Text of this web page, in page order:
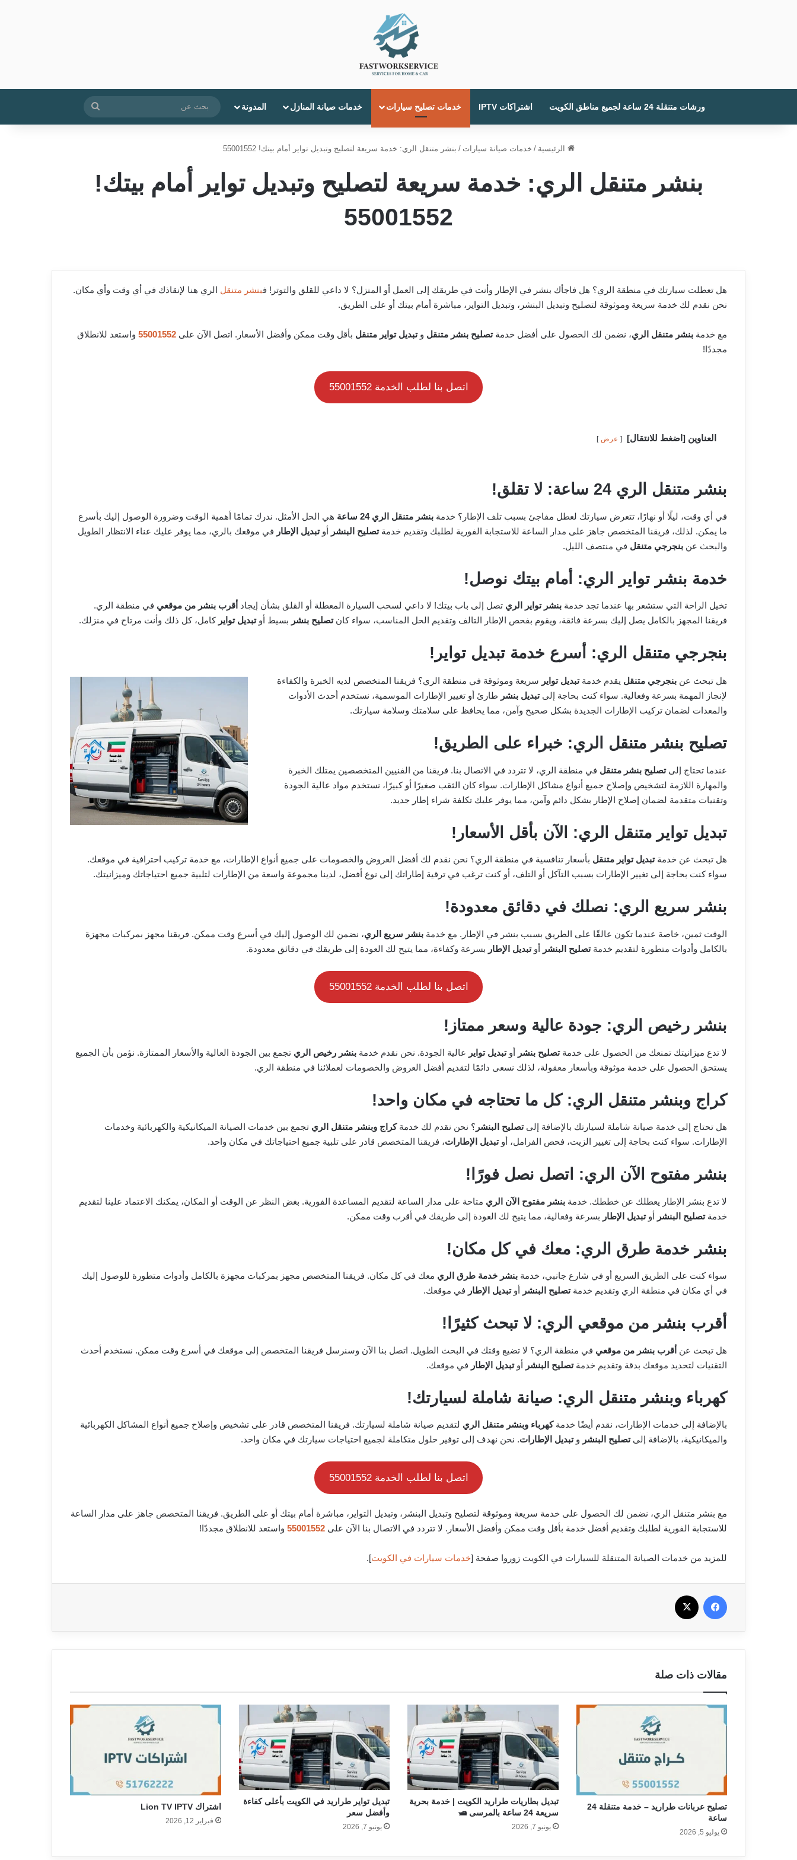
ورشات متنقلة 24 ساعة لجميع مناطق الكويت اشتراكات IPTV خدمات تصليح سيارات خدمات صيانة المنازل المدونة بحث
عن
الرئيسية / خدمات صيانة سيارات / بنشر متنقل الري: خدمة سريعة لتصليح وتبديل تواير أمام بيتك! 55001552
بنشر متنقل الري: خدمة سريعة لتصليح وتبديل تواير أمام بيتك!
55001552
هل تعطلت سيارتك في منطقة الري؟ هل فاجأك بنشر في الإطار وأنت في طريقك إلى العمل أو المنزل؟ لا داعي للقلق والتوتر! فبنشر متنقل الري هنا لإنقاذك في أي وقت وأي مكان.
نحن نقدم لك خدمة سريعة وموثوقة لتصليح وتبديل البنشر، وتبديل التواير، مباشرة أمام بيتك أو على الطريق.
مع خدمة بنشر متنقل الري، نضمن لك الحصول على أفضل خدمةتصليح بنشر متنقل وتبديل تواير متنقل بأقل وقت ممكن وأفضل الأسعار. اتصل الآن على 55001552 واستعد للانطلاق
مجددًا!
اتصل بنا لطلب الخدمة 55001552
العناوين [اضغط للانتقال] عرض
بنشر متنقل الري 24 ساعة: لا تقلق!
في أي وقت، ليلًا أو نهارًا، تتعرض سيارتك لعطل مفاجئ بسبب تلف الإطار؟ خدمة بنشر متنقل الري 24 ساعة
هي الحل الأمثل. ندرك تمامًا أهمية الوقت وضرورة الوصول إليك بأسرع
ما يمكن. لذلك، فريقنا المتخصص جاهز على مدار الساعة للاستجابة الفورية لطلبك وتقديم خدمةتصليح البنشر أوتبديل الإطار في موقعك بالري، مما يوفر عليك عناء الانتظار الطويل
والبحث عن بنجرجي متنقل في منتصف الليل.
خدمة بنشر تواير الري: أمام بيتك نوصل!
تخيل الراحة التي ستشعر بها عندما تجد خدمة بنشر تواير الري تصل إلى باب بيتك! لا داعي لسحب السيارة المعطلة أو القلق بشأن إيجاد أقرب بنشر من موقعي في منطقة الري.
فريقنا المجهز بالكامل يصل إليك بسرعة فائقة، ويقوم بفحص الإطار التالف وتقديم الحل المناسب، سواء كانتصليح بنشر بسيط أوتبديل تواير كامل، كل ذلك وأنت مرتاح في منزلك.
بنجرجي متنقل الري: أسرع خدمة تبديل تواير!
هل تبحث عن بنجرجي متنقل يقدم خدمةتبديل تواير سريعة وموثوقة في منطقة الري؟ فريقنا المتخصص لديه الخبرة والكفاءة
لإنجاز المهمة بسرعة وفعالية. سواء كنت بحاجة إلىتبديل بنشر طارئ أو تغيير الإطارات الموسمية، نستخدم أحدث الأدوات
والمعدات لضمان تركيب الإطارات الجديدة بشكل صحيح وآمن، مما يحافظ على سلامتك وسلامة سيارتك.
تصليح بنشر متنقل الري: خبراء على الطريق!
عندما تحتاج إلىتصليح بنشر متنقل في منطقة الري، لا تتردد في الاتصال بنا. فريقنا من الفنيين المتخصصين يمتلك الخبرة
والمهارة اللازمة لتشخيص وإصلاح جميع أنواع مشاكل الإطارات. سواء كان الثقب صغيرًا أو كبيرًا، نستخدم مواد عالية الجودة
وتقنيات متقدمة لضمان إصلاح الإطار بشكل دائم وآمن، مما يوفر عليك تكلفة شراء إطار جديد.
تبديل تواير متنقل الري: الآن بأقل الأسعار!
هل تبحث عن خدمةتبديل تواير متنقل بأسعار تنافسية في منطقة الري؟ نحن نقدم لك أفضل العروض والخصومات على جميع أنواع الإطارات، مع خدمة تركيب احترافية في موقعك.
سواء كنت بحاجة إلى تغيير الإطارات بسبب التآكل أو التلف، أو كنت ترغب في ترقية إطاراتك إلى نوع أفضل، لدينا مجموعة واسعة من الإطارات لتلبية جميع احتياجاتك وميزانيتك.
بنشر سريع الري: نصلك في دقائق معدودة!
الوقت ثمين، خاصة عندما تكون عالقًا على الطريق بسبب بنشر في الإطار. مع خدمة بنشر سريع الري، نضمن لك الوصول إليك في أسرع وقت ممكن. فريقنا مجهز بمركبات مجهزة
بالكامل وأدوات متطورة لتقديم خدمةتصليح البنشر أوتبديل الإطار بسرعة وكفاءة، مما يتيح لك العودة إلى طريقك في دقائق معدودة.
اتصل بنا لطلب الخدمة 55001552
بنشر رخيص الري: جودة عالية وسعر ممتاز!
لا تدع ميزانيتك تمنعك من الحصول على خدمةتصليح بنشر أوتبديل تواير عالية الجودة. نحن نقدم خدمة بنشر رخيص الري تجمع بين الجودة العالية والأسعار الممتازة. نؤمن بأن الجميع
يستحق الحصول على خدمة موثوقة وبأسعار معقولة، لذلك نسعى دائمًا لتقديم أفضل العروض والخصومات لعملائنا في منطقة الري.
كراج وبنشر متنقل الري: كل ما تحتاجه في مكان واحد!
هل تحتاج إلى خدمة صيانة شاملة لسيارتك بالإضافة إلىتصليح البنشر ؟ نحن نقدم لك خدمةكراج وبنشر متنقل الري تجمع بين خدمات الصيانة الميكانيكية والكهربائية وخدمات
الإطارات. سواء كنت بحاجة إلى تغيير الزيت، فحص الفرامل، أوتبديل الإطارات، فريقنا المتخصص قادر على تلبية جميع احتياجاتك في مكان واحد.
بنشر مفتوح الآن الري: اتصل نصل فورًا!
لا تدع بنشر الإطار يعطلك عن خططك. خدمة بنشر مفتوح الآن الري متاحة على مدار الساعة لتقديم المساعدة الفورية. بغض النظر عن الوقت أو المكان، يمكنك الاعتماد علينا لتقديم
خدمةتصليح البنشر أوتبديل الإطار بسرعة وفعالية، مما يتيح لك العودة إلى طريقك في أقرب وقت ممكن.
بنشر خدمة طرق الري: معك في كل مكان!
سواء كنت على الطريق السريع أو في شارع جانبي، خدمة بنشر خدمة طرق الري معك في كل مكان. فريقنا المتخصص مجهز بمركبات مجهزة بالكامل وأدوات متطورة للوصول إليك
في أي مكان في منطقة الري وتقديم خدمةتصليح البنشر أوتبديل الإطار في موقعك.
أقرب بنشر من موقعي الري: لا تبحث كثيرًا!
هل تبحث عن أقرب بنشر من موقعي في منطقة الري؟ لا تضيع وقتك في البحث الطويل. اتصل بنا الآن وسنرسل فريقنا المتخصص إلى موقعك في أسرع وقت ممكن. نستخدم أحدث
التقنيات لتحديد موقعك بدقة وتقديم خدمةتصليح البنشر أوتبديل الإطار في موقعك.
كهرباء وبنشر متنقل الري: صيانة شاملة لسيارتك!
بالإضافة إلى خدمات الإطارات، نقدم أيضًا خدمةكهرباء وبنشر متنقل الري لتقديم صيانة شاملة لسيارتك. فريقنا المتخصص قادر على تشخيص وإصلاح جميع أنواع المشاكل الكهربائية
والميكانيكية، بالإضافة إلىتصليح البنشر وتبديل الإطارات. نحن نهدف إلى توفير حلول متكاملة لجميع احتياجات سيارتك في مكان واحد.
اتصل بنا لطلب الخدمة 55001552
مع بنشر متنقل الري، نضمن لك الحصول على خدمة سريعة وموثوقة لتصليح وتبديل البنشر، وتبديل التواير، مباشرة أمام بيتك أو على الطريق. فريقنا المتخصص جاهز على مدار الساعة
للاستجابة الفورية لطلبك وتقديم أفضل خدمة بأقل وقت ممكن وأفضل الأسعار. لا تتردد في الاتصال بنا الآن على 55001552 واستعد للانطلاق مجددًا!
للمزيد من خدمات الصيانة المتنقلة للسيارات في الكويت زوروا صفحة [خدمات سيارات في الكويت].
فيسبوك
مقالات ذات صلة
تصليح عربانات طراريد – خدمة متنقلة 24
ساعة
يوليو 5, 2026
تبديل بطاريات طراريد الكويت | خدمة بحرية
سريعة 24 ساعة بالمرسى 🛥️
يونيو 7, 2026
تبديل تواير طراريد في الكويت بأعلى كفاءة
وأفضل سعر
يونيو 7, 2026
اشتراك Lion TV IPTV
فبراير 12, 2026